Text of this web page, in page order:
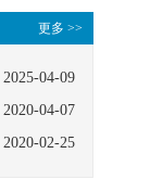
更多 >>
2025-04-09
2020-04-07
2020-02-25